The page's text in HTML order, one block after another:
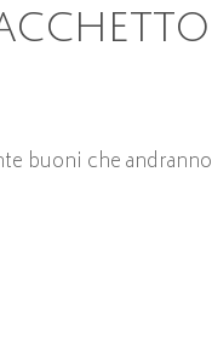
buoni che andranno